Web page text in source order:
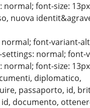
font-size:
nuova
font-variant-
normal; font-
font-size:
diplomatico,
passaporto, id,
documento,